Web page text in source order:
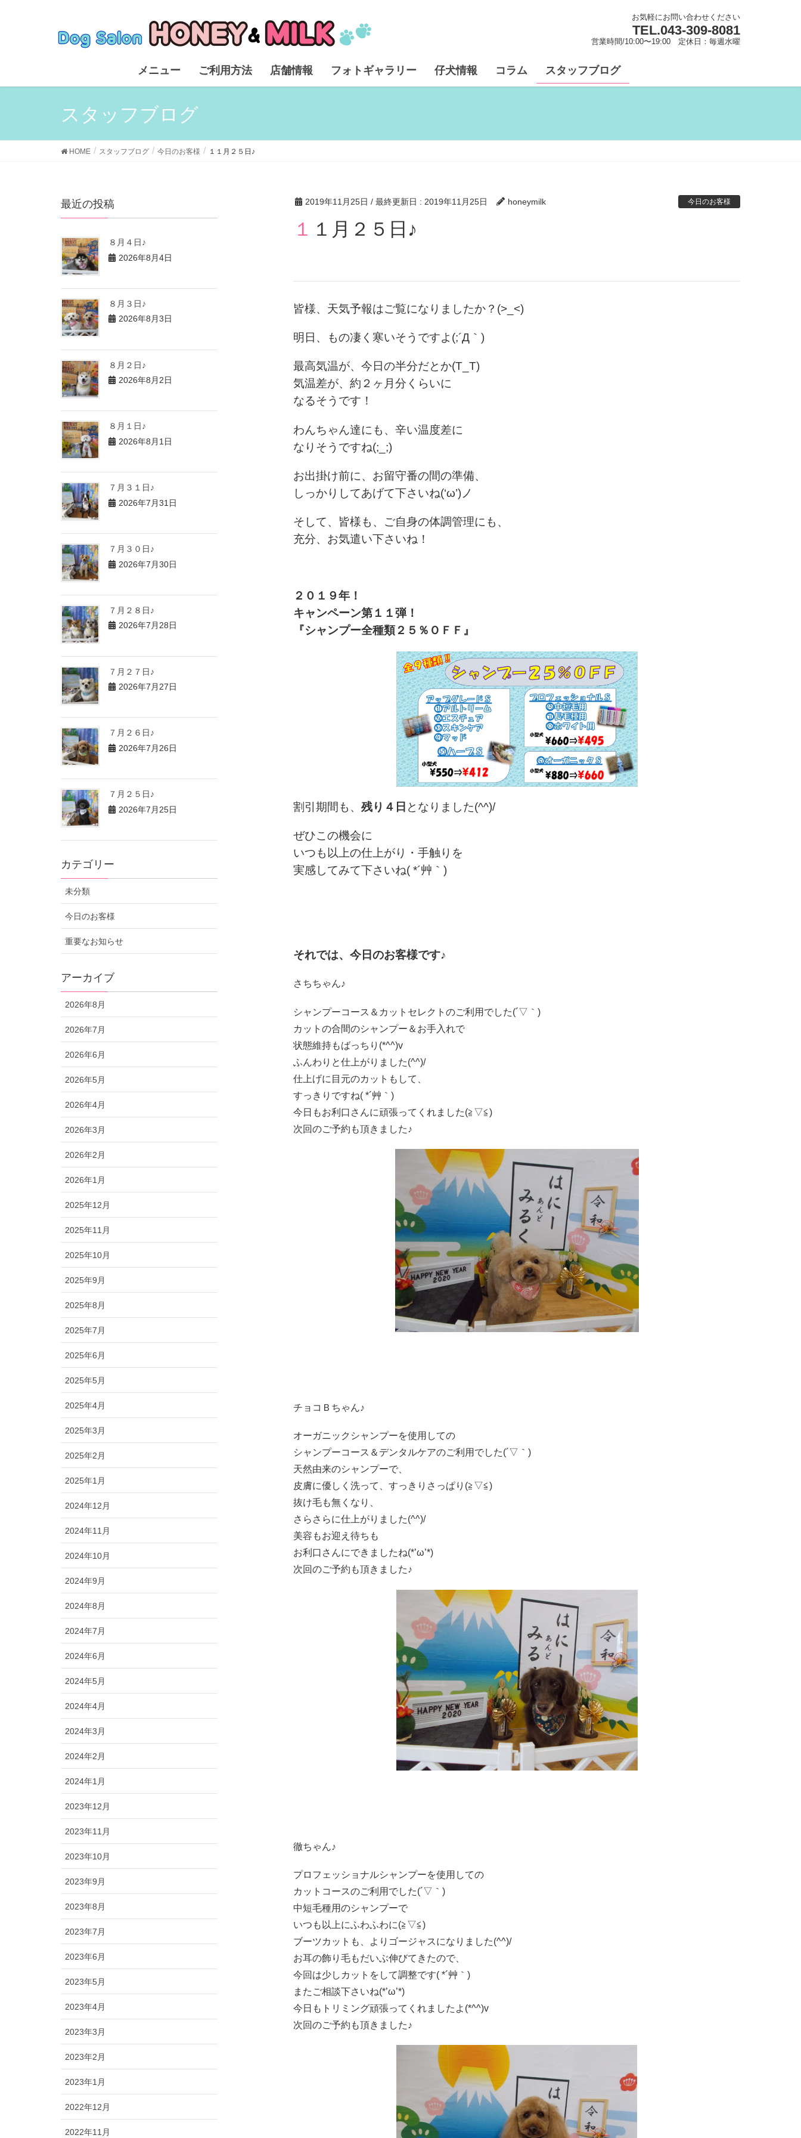
お気軽にお問い合わせください
TEL.043-309-8081
営業時間/10:00〜19:00 定休日：毎週水曜
メニュー ご利用方法 店舗情報 フォトギャラリー 仔犬情報 コラム スタッフブログ
スタッフブログ
HOME スタッフブログ 今日のお客様 １１月２５日♪
2019年11月25日 / 最終更新日 : 2019年11月25日 honeymilk 今日のお客様
１１月２５日♪
皆様、天気予報はご覧になりましたか？(>_<)
明日、もの凄く寒いそうですよ(;´Д｀)
最高気温が、今日の半分だとか(T_T)
気温差が、約２ヶ月分くらいに
なるそうです！
わんちゃん達にも、辛い温度差に
なりそうですね(;_;)
お出掛け前に、お留守番の間の準備、
しっかりしてあげて下さいね(‘ω’)ノ
そして、皆様も、ご自身の体調管理にも、
充分、お気遣い下さいね！
２０１９年！
キャンペーン第１１弾！
『シャンプー全種類２５％ＯＦＦ』
割引期間も、 残り４日 となりました(^^)/
ぜひこの機会に
いつも以上の仕上がり・手触りを
実感してみて下さいね( *´艸｀)
それでは、今日のお客様です♪
さちちゃん♪
シャンプーコース＆カットセレクトのご利用でした(´▽｀)
カットの合間のシャンプー＆お手入れで
状態維持もばっちり(*^^)v
ふんわりと仕上がりました(^^)/
仕上げに目元のカットもして、
すっきりですね( *´艸｀)
今日もお利口さんに頑張ってくれました(≧▽≦)
次回のご予約も頂きました♪
チョコＢちゃん♪
オーガニックシャンプーを使用しての
シャンプーコース＆デンタルケアのご利用でした(´▽｀)
天然由来のシャンプーで、
皮膚に優しく洗って、すっきりさっぱり(≧▽≦)
抜け毛も無くなり、
さらさらに仕上がりました(^^)/
美容もお迎え待ちも
お利口さんにできましたね(*’ω’*)
次回のご予約も頂きました♪
徹ちゃん♪
プロフェッショナルシャンプーを使用しての
カットコースのご利用でした(´▽｀)
中短毛種用のシャンプーで
いつも以上にふわふわに(≧▽≦)
ブーツカットも、よりゴージャスになりました(^^)/
お耳の飾り毛もだいぶ伸びてきたので、
今回は少しカットをして調整です( *´艸｀)
またご相談下さいね(*’ω’*)
今日もトリミング頑張ってくれましたよ(*^^)v
次回のご予約も頂きました♪
最近の投稿
８月４日♪
2026年8月4日
８月３日♪
2026年8月3日
８月２日♪
2026年8月2日
８月１日♪
2026年8月1日
７月３１日♪
2026年7月31日
７月３０日♪
2026年7月30日
７月２８日♪
2026年7月28日
７月２７日♪
2026年7月27日
７月２６日♪
2026年7月26日
７月２５日♪
2026年7月25日
カテゴリー
未分類
今日のお客様
重要なお知らせ
アーカイブ
2026年8月
2026年7月
2026年6月
2026年5月
2026年4月
2026年3月
2026年2月
2026年1月
2025年12月
2025年11月
2025年10月
2025年9月
2025年8月
2025年7月
2025年6月
2025年5月
2025年4月
2025年3月
2025年2月
2025年1月
2024年12月
2024年11月
2024年10月
2024年9月
2024年8月
2024年7月
2024年6月
2024年5月
2024年4月
2024年3月
2024年2月
2024年1月
2023年12月
2023年11月
2023年10月
2023年9月
2023年8月
2023年7月
2023年6月
2023年5月
2023年4月
2023年3月
2023年2月
2023年1月
2022年12月
2022年11月